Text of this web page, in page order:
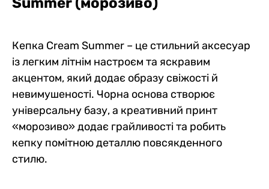
Кепка Cream Summer – це стильний аксесуар
із легким літнім настроєм та яскравим
акцентом, який додає образу свіжості й
невимушеності. Чорна основа створює
універсальну базу, а креативний принт
«морозиво» додає грайливості та робить
кепку помітною деталлю повсякденного
стилю.